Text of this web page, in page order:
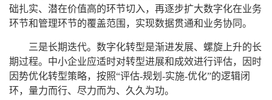
础扎实、潜在价值高的环节切入，再逐步扩大数字化在业务
环节和管理环节的覆盖范围，实现数据贯通和业务协同。
三是长期迭代。数字化转型是渐进发展、螺旋上升的长
期过程。中小企业应适时对转型进展和成效进行评估，因时
因势优化转型策略，按照“评估-规划-实施-优化”的逻辑闭
环，量力而行、尽力而为、久久为功。